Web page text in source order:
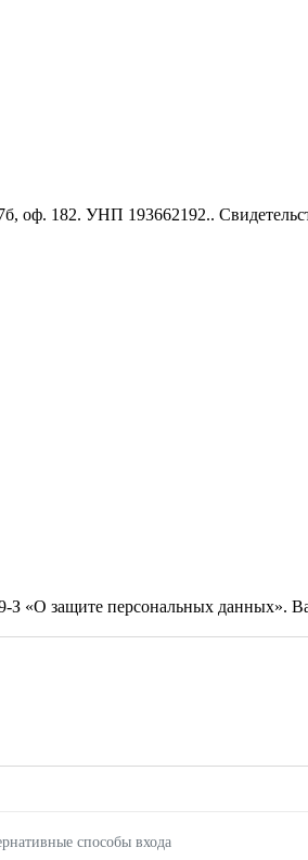
182. УНП 193662192..
З «О защите персональных
способы входа